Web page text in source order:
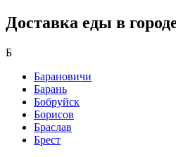
Доставка еды в
Б
Барановичи
Барань
Бобруйск
Борисов
Браслав
Брест